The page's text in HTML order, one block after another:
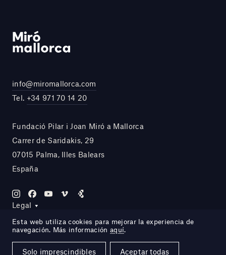
info@miromallorca.com
Tel. +34 971 70 14 20
Fundació Pilar i Joan Miró a Mallorca
Carrer de Saridakis, 29
07015 Palma, Illes Balears
España
Legal
Site by DOMO—A
Esta web utiliza cookies para mejorar la experiencia de
navegación. Más información aquí.
Solo imprescindibles Aceptar todas